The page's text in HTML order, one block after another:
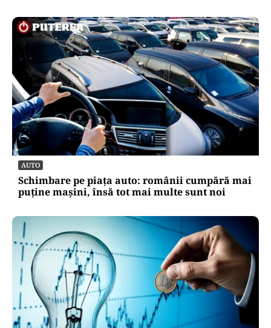
AUTO
Schimbare pe piața auto: românii cumpără mai
puține mașini, însă tot mai multe sunt noi